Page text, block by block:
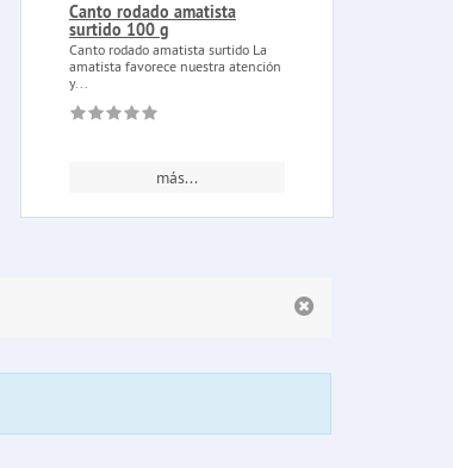
Canto rodado amatista
surtido 100 g
Canto rodado amatista surtido La
amatista favorece nuestra atención
y...
más...